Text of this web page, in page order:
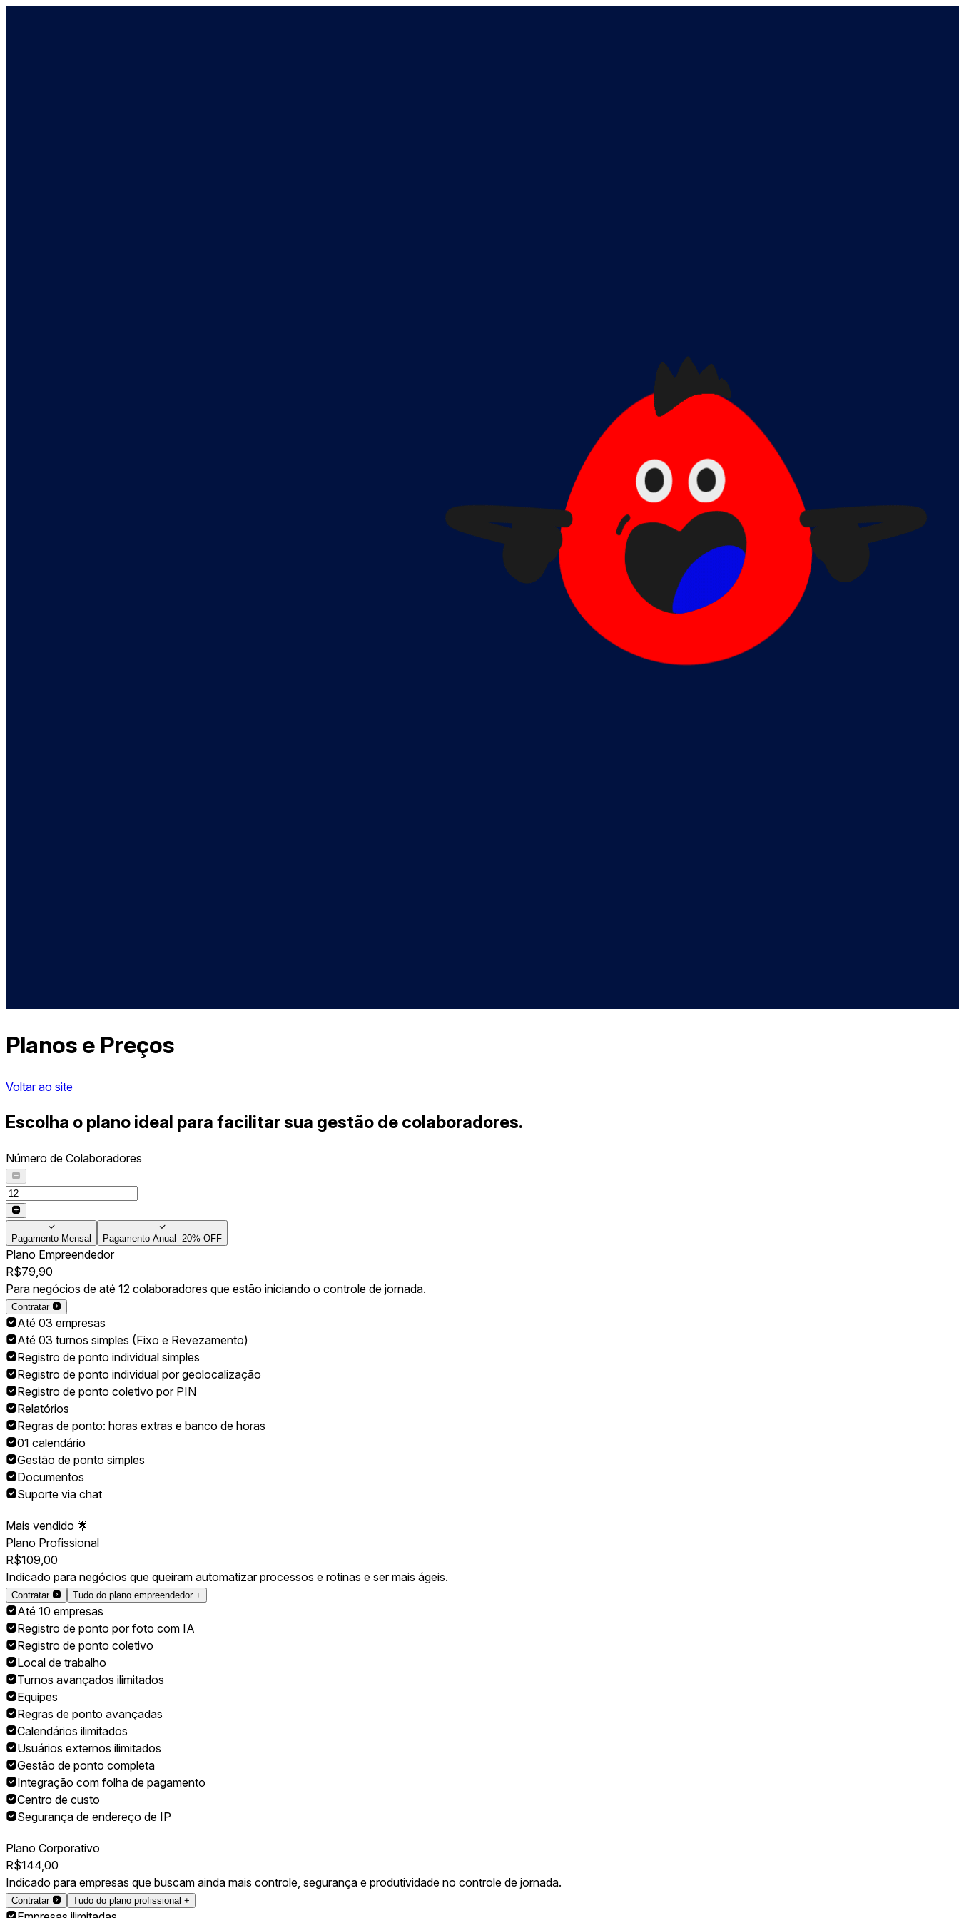
Planos e Preços
Voltar ao site
Escolha o plano ideal para facilitarsua gestão de colaboradores.
Número de Colaboradores
Pagamento Mensal Pagamento Anual -20% OFF
Plano Empreendedor
R$79,90
Para negócios de até 12 colaboradores que estão iniciando o controle de jornada.
Contratar
Até 03 empresas
Até 03 turnos simples (Fixo e Revezamento)
Registro de ponto individual simples
Registro de ponto individual por geolocalização
Registro de ponto coletivo por PIN
Relatórios
Regras de ponto: horas extras e banco de horas
01 calendário
Gestão de ponto simples
Documentos
Suporte via chat
Mais vendido 🌟
Plano Profissional
R$109,00
Indicado para negócios que queiram automatizar processos e rotinas e ser mais ágeis.
Contratar Tudo do plano empreendedor +
Até 10 empresas
Registro de ponto por foto com IA
Registro de ponto coletivo
Local de trabalho
Turnos avançados ilimitados
Equipes
Regras de ponto avançadas
Calendários ilimitados
Usuários externos ilimitados
Gestão de ponto completa
Integração com folha de pagamento
Centro de custo
Segurança de endereço de IP
Plano Corporativo
R$144,00
Indicado para empresas que buscam ainda mais controle, segurança e produtividade no controle de jornada.
Contratar Tudo do plano profissional +